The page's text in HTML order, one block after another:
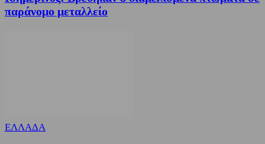
παράνομο μεταλλείο
ΕΛΛΑΔΑ